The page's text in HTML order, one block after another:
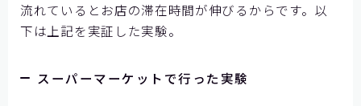
流れているとお店の滞在時間が伸びるからです。以
下は上記を実証した実験。
スーパーマーケットで行った実験